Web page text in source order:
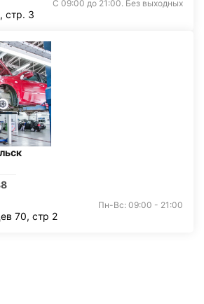
С 09:00 до 21:00. Без выходных
стр. 3
Пн-Вс: 09:00 - 21:00
70, стр 2